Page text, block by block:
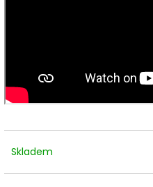
Skladem